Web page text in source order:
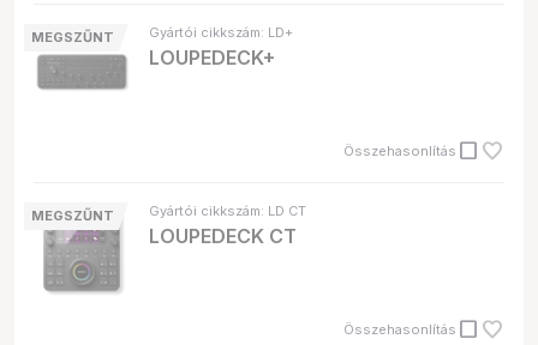
MEGSZŰNT Gyártói cikkszám: LD+
LOUPEDECK+
Összehasonlítás check_box_outline_blank
MEGSZŰNT Gyártói cikkszám: LD CT
LOUPEDECK CT
Összehasonlítás check_box_outline_blank